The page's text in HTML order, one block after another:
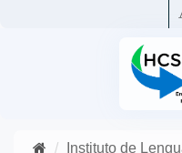
Instituto de